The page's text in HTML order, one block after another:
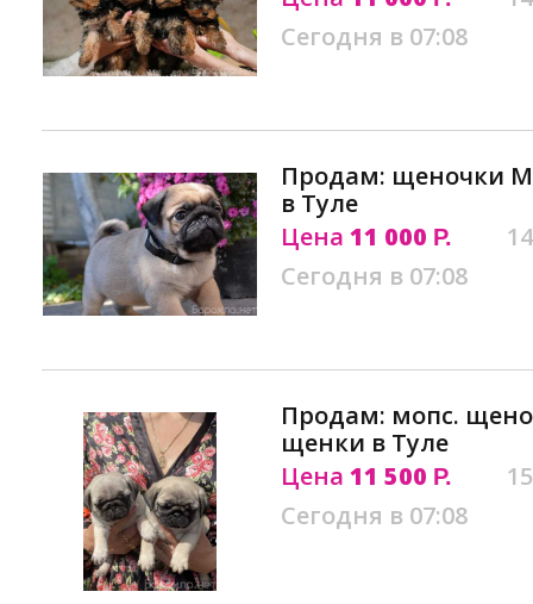
Сегодня в 07:08
Продам: щеночки
в Туле
Цена 11 000 Р.
Сегодня в 07:08
Продам: мопс.
щенки в Туле
Цена 11 500 Р.
Сегодня в 07:08